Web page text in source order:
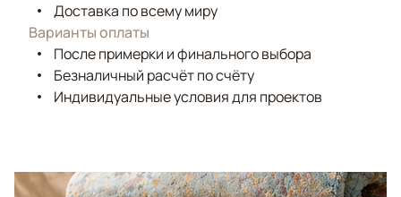
Доставка по всему миру
Варианты оплаты
После примерки и финального выбора
Безналичный расчёт по счёту
Индивидуальные условия для проектов